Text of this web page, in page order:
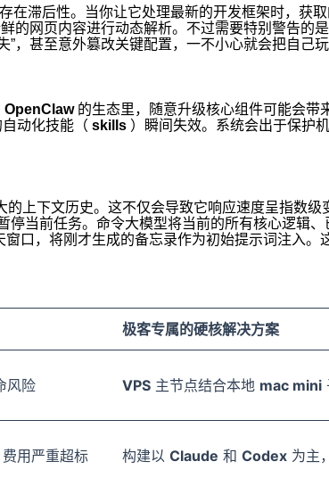
在滞后性。当你让它处理最新的开发框架时，获
的网页内容进行动态解析。不过需要特别警告
，甚至意外篡改关键配置，一不小心就会把自己玩
OpenClaw的生态里，随意升级核心组件可能会带
动化技能（ skills ）瞬间失效。系统会出于保护
上下文历史。这不仅会导致它响应速度呈指数
停当前任务。命令大模型将当前的所有核心逻辑
口，将刚才生成的备忘录作为初始提示词注入。
极客专属的硬核解决方案
风险 VPS 主节点结合本地 mac mini
费用严重超标 构建以 Claude 和 Codex 为主，